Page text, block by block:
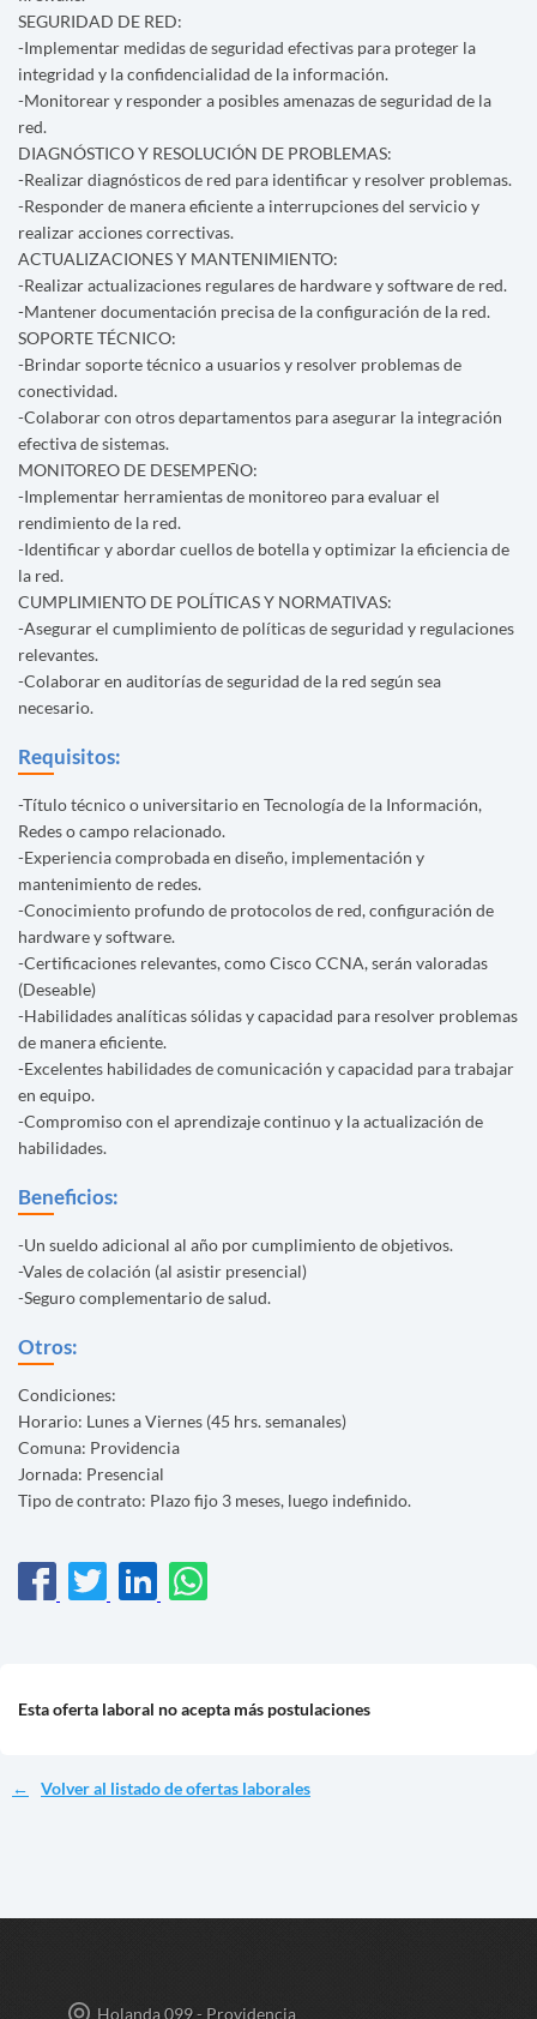
SEGURIDAD DE RED:
-Implementar medidas de seguridad efectivas para proteger la
integridad y la confidencialidad de la información.
-Monitorear y responder a posibles amenazas de seguridad de la
red.
DIAGNÓSTICO Y RESOLUCIÓN DE PROBLEMAS:
-Realizar diagnósticos de red para identificar y resolver problemas.
-Responder de manera eficiente a interrupciones del servicio y
realizar acciones correctivas.
ACTUALIZACIONES Y MANTENIMIENTO:
-Realizar actualizaciones regulares de hardware y software de red.
-Mantener documentación precisa de la configuración de la red.
SOPORTE TÉCNICO:
-Brindar soporte técnico a usuarios y resolver problemas de
conectividad.
-Colaborar con otros departamentos para asegurar la integración
efectiva de sistemas.
MONITOREO DE DESEMPEÑO:
-Implementar herramientas de monitoreo para evaluar el
rendimiento de la red.
-Identificar y abordar cuellos de botella y optimizar la eficiencia de
la red.
CUMPLIMIENTO DE POLÍTICAS Y NORMATIVAS:
-Asegurar el cumplimiento de políticas de seguridad y regulaciones
relevantes.
-Colaborar en auditorías de seguridad de la red según sea
necesario.
Requisitos:
-Título técnico o universitario en Tecnología de la Información,
Redes o campo relacionado.
-Experiencia comprobada en diseño, implementación y
mantenimiento de redes.
-Conocimiento profundo de protocolos de red, configuración de
hardware y software.
-Certificaciones relevantes, como Cisco CCNA, serán valoradas
(Deseable)
-Habilidades analíticas sólidas y capacidad para resolver problemas
de manera eficiente.
-Excelentes habilidades de comunicación y capacidad para trabajar
en equipo.
-Compromiso con el aprendizaje continuo y la actualización de
habilidades.
Beneficios:
-Un sueldo adicional al año por cumplimiento de objetivos.
-Vales de colación (al asistir presencial)
-Seguro complementario de salud.
Otros:
Condiciones:
Horario: Lunes a Viernes (45 hrs. semanales)
Comuna: Providencia
Jornada: Presencial
Tipo de contrato: Plazo fijo 3 meses, luego indefinido.
Esta oferta laboral no acepta más postulaciones
Volver al listado de ofertas laborales
Holanda 099 - Providencia